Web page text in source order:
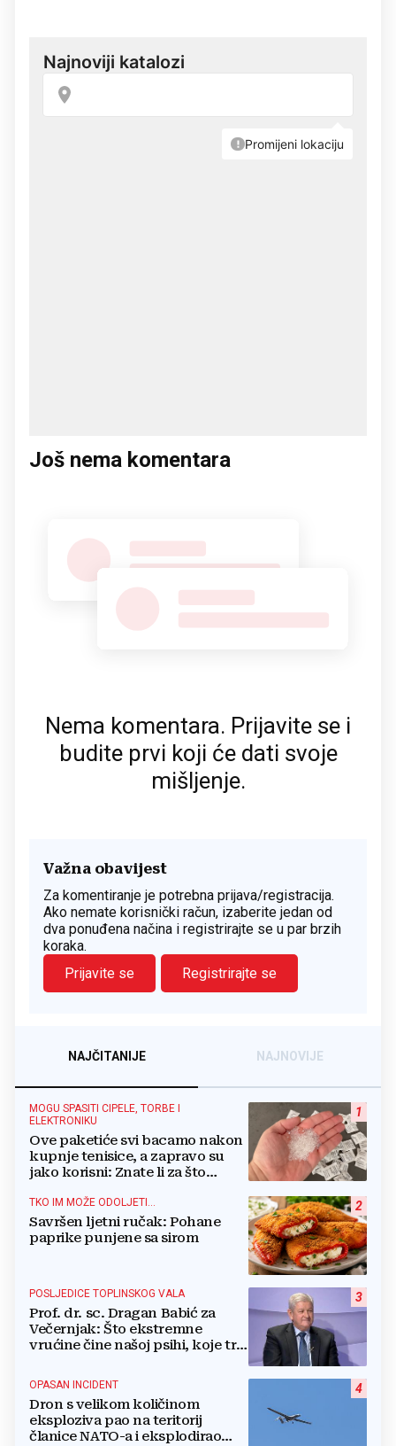
Još nema komentara
Nema komentara. Prijavite se i
budite prvi koji će dati svoje
mišljenje.
Važna obavijest
Za komentiranje je potrebna prijava/registracija.
Ako nemate korisnički račun, izaberite jedan od
dva ponuđena načina i registrirajte se u par brzih
koraka.
Prijavite se
Registrirajte se
NAJČITANIJE NAJNOVIJE
1
MOGU SPASITI CIPELE, TORBE I
ELEKTRONIKU
Ove paketiće svi bacamo nakon
kupnje tenisice, a zapravo su
jako korisni: Znate li za što
2
TKO IM MOŽE ODOLJETI...
Savršen ljetni ručak: Pohane
paprike punjene sa sirom
3
POSLJEDICE TOPLINSKOG VALA
Prof. dr. sc. Dragan Babić za
Večernjak: Što ekstremne
vrućine čine našoj psihi, koje tri
boriti...
4
OPASAN INCIDENT
Dron s velikom količinom
eksploziva pao na teritorij
članice NATO-a i eksplodirao